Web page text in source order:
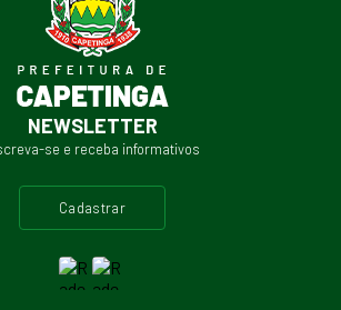
NEWSLETTER
se e receba informativos
cadastrar